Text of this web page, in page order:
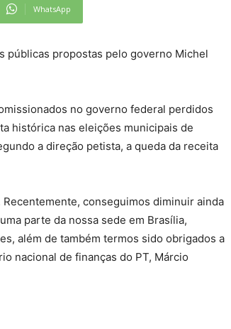
WhatsApp
públicas propostas pelo governo Michel
no governo federal perdidos
histórica nas eleições municipais de
a direção petista, a queda da receita
conseguimos diminuir ainda
parte da nossa sede em Brasília,
além de também termos sido obrigados a
nacional de finanças do PT, Márcio